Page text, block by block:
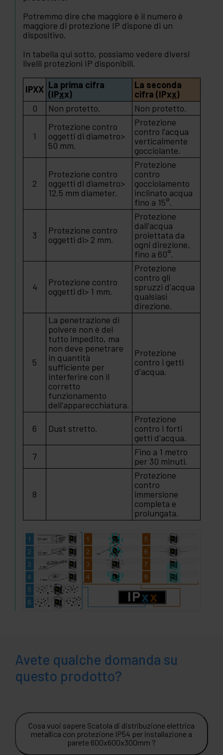
Potremmo dire che maggiore è il numero è
maggiore di protezione IP dispone di un
dispositivo.
In tabella qui sotto, possiamo vedere diversi
livelli protezioni IP disponibili.
IPXX La prima cifra
(IPxx)
La seconda
cifra (IPxx)
0
Non protetto. Non protetto.
1
Protezione contro
oggetti di diametro>
50 mm.
Protezione
contro l'acqua
verticalmente
gocciolante.
2
Protezione contro
oggetti di diametro>
12.5 mm diameter.
Protezione
contro
gocciolamento
inclinato acqua
fino a 15°.
3
Protezione contro
oggetti di> 2 mm.
Protezione
dall'acqua
proiettata da
ogni direzione,
fino a 60°.
4
Protezione contro
oggetti di> 1 mm.
Protezione
contro gli
spruzzi d'acqua
qualsiasi
direzione.
5
La penetrazione di
polvere non è del
tutto impedito, ma
non deve penetrare
in quantità
sufficiente per
interferire con il
corretto
funzionamento
dell'apparecchiatura.
Protezione
contro i getti
d'acqua.
6 Dust stretto.
Protezione
contro i forti
getti d'acqua.
7
Fino a 1 metro
per 30 minuti.
8
Protezione
contro
immersione
completa e
prolungata.
Avete qualche domanda su
questo prodotto?
Cosa vuoi sapere Scatola di distribuzione elettrica
metallica con protezione IP54 per installazione a
parete 600x600x300mm ?